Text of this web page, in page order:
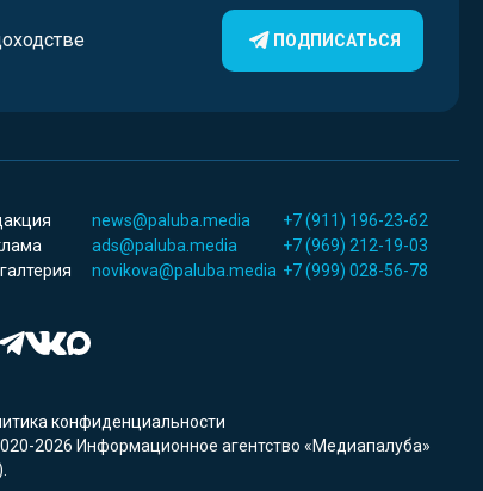
ПОДПИСАТЬСЯ
news@paluba.media
+7 (911) 196-23-62
ads@paluba.media
+7 (969) 212-19-03
novikova@paluba.media +7 (999) 028-56-78
конфиденциальности
2026 Информационное агентство «Медиапалуба»